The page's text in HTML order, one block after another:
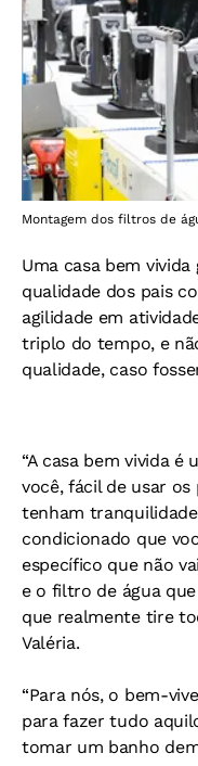
Montagem dos filtros de
Uma casa bem
qualidade dos pais
agilidade em
triplo do tempo, e
qualidade, caso
“A casa bem vivida
você, fácil de usar
tenham
condicionado que
específico que não
e o filtro de água
que realmente tire
Valéria.
“Para nós, o bem-
para fazer tudo
tomar um banho